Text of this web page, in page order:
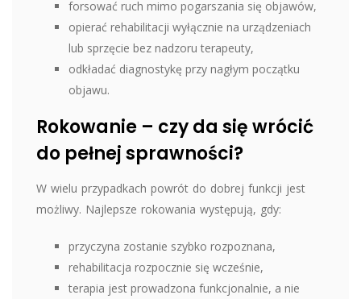
forsować ruch mimo pogarszania się objawów,
opierać rehabilitacji wyłącznie na urządzeniach
lub sprzęcie bez nadzoru terapeuty,
odkładać diagnostykę przy nagłym początku
objawu.
Rokowanie – czy da się wrócić
do pełnej sprawności?
W wielu przypadkach powrót do dobrej funkcji jest
możliwy. Najlepsze rokowania występują, gdy:
przyczyna zostanie szybko rozpoznana,
rehabilitacja rozpocznie się wcześnie,
terapia jest prowadzona funkcjonalnie, a nie